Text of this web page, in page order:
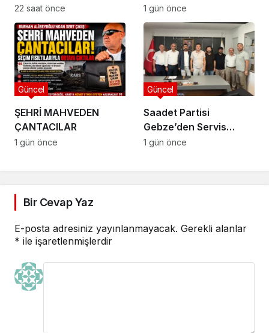
Külliye’de kabul etti
22 saat önce
Kaymakam Özyiğit’e
Ziyaret
1 gün önce
ŞEHRİ MAHVEDEN
ÇANTACILAR
Güncel
1 gün önce
Saadet Partisi
Gebze’den Servis
Esnafına Destek
Güncel
1 gün önce
Bir Cevap Yaz
E-posta adresiniz yayınlanmayacak. Gerekli alanlar
* ile işaretlenmişlerdir